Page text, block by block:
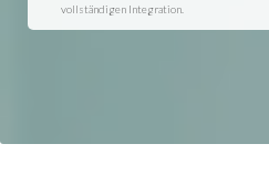
vollständigen Integration.